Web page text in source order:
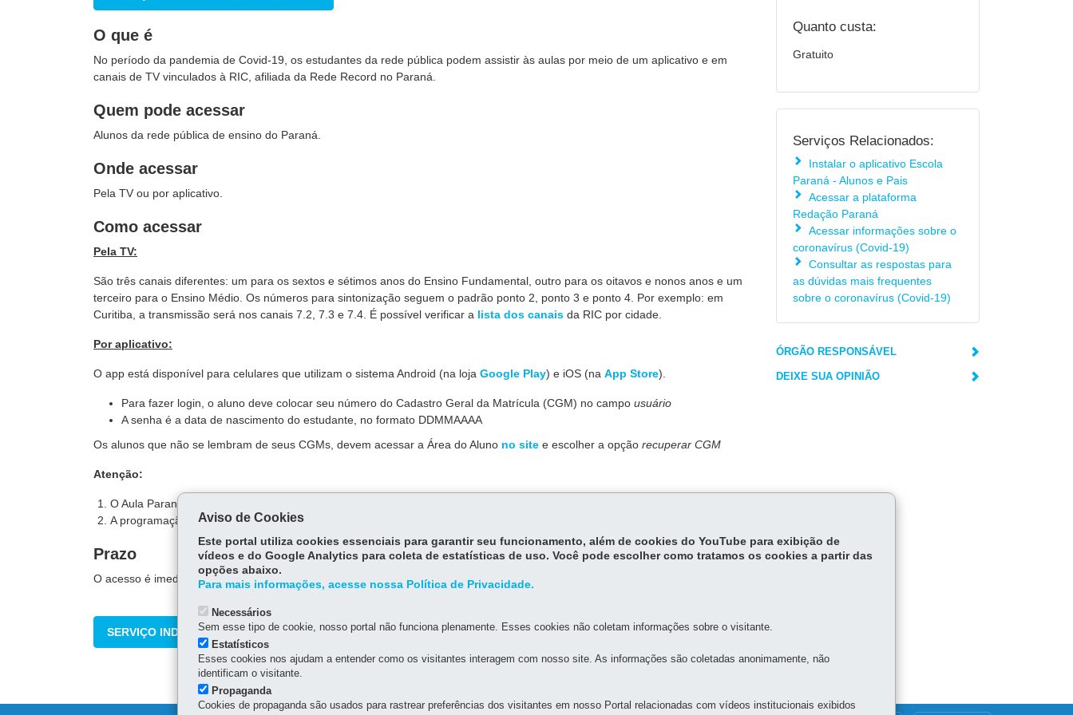
O que é
No período da pandemia de Covid-19, os estudantes da rede pública podem assistir às aulas por meio de um aplicativo e em
canais de TV vinculados à RIC, afiliada da Rede Record no Paraná.
Quem pode acessar
Alunos da rede pública de ensino do Paraná.
Onde acessar
Pela TV ou por aplicativo.
Como acessar
Pela TV:
São três canais diferentes: um para os sextos e sétimos anos do Ensino Fundamental, outro para os oitavos e nonos anos e um
terceiro para o Ensino Médio. Os números para sintonização seguem o padrão ponto 2, ponto 3 e ponto 4. Por exemplo: em
Curitiba, a transmissão será nos canais 7.2, 7.3 e 7.4. É possível verificar a lista dos canais da RIC por cidade.
Por aplicativo:
O app está disponível para celulares que utilizam o sistema Android (na loja Google Play) e iOS (na App Store).
Para fazer login, o aluno deve colocar seu número do Cadastro Geral da Matrícula (CGM) no campo usuário
A senha é a data de nascimento do estudante, no formato DDMMAAAA
Os alunos que não se lembram de seus CGMs, devem acessar a Área do Aluno no site e escolher a opção recuperar CGM
Atenção:
O Aula Paraná não consome dados de seu plano 3G e 4G e pode ser acessado em celulares pré-pagos
A programação das aulas será atualizada semanalmente
Prazo
O acesso é imediato.
SERVIÇO INDISPONÍVEL NO MOMENTO
Quanto custa:
Gratuito
Serviços Relacionados:
Instalar o aplicativo Escola
Paraná - Alunos e Pais
Acessar a plataforma
Redação Paraná
Acessar informações sobre o
coronavírus (Covid-19)
Consultar as respostas para
as dúvidas mais frequentes
sobre o coronavírus (Covid-19)
ÓRGÃO RESPONSÁVEL
DEIXE SUA OPINIÃO
Aviso de Cookies
Este portal utiliza cookies essenciais para garantir seu funcionamento, além de cookies do YouTube para exibição de
vídeos e do Google Analytics para coleta de estatísticas de uso. Você pode escolher como tratamos os cookies a partir das
opções abaixo.
Para mais informações, acesse nossa Política de Privacidade.
Necessários
Sem esse tipo de cookie, nosso portal não funciona plenamente. Esses cookies não coletam informações sobre o visitante.
Estatísticos
Esses cookies nos ajudam a entender como os visitantes interagem com nosso site. As informações são coletadas anonimamente, não
identificam o visitante.
Propaganda
Cookies de propaganda são usados para rastrear preferências dos visitantes em nosso Portal relacionadas com vídeos institucionais exibidos